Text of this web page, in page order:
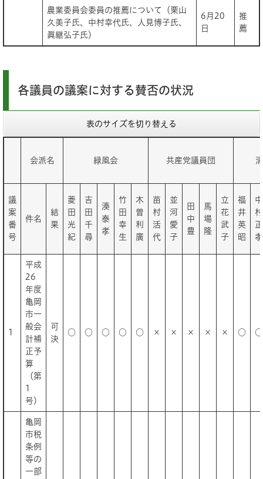
農業委員会委員の推薦について（栗山
久美子氏、中村幸代氏、人見博子氏、
眞継弘子氏）
6月20
日
推
薦
各議員の議案に対する賛否の状況
表のサイズを切り替える
会派名 緑風会 共産党議員団
議
案
番
号
件名
結
果
菱
田
光
紀
吉
田
千
尋
湊
泰
孝
竹
田
幸
生
木
曽
利
廣
苗
村
活
代
並
河
愛
子
田
中
豊
馬
場
隆
立
花
武
子
福
井
英
昭
中
村
正
孝
1
平成
26
年度
亀岡
市一
般会
計補
正予
算
（第
1
号）
可
決
○ ○ ○ ○ ○ × × × × × ○ ○
亀岡
市税
条例
等の
一部